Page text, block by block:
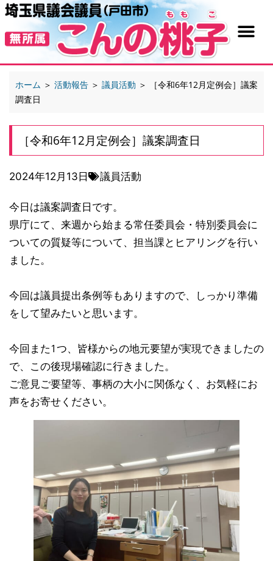
ホーム ＞ 活動報告 ＞ 議員活動 ＞
［令和6年12月定例会］議案
調査日
［令和6年12月定例会］議案調査日
2024年12月13日 議員活動
今日は議案調査日です。
県庁にて、来週から始まる常任委員会・特別委員会に
ついての質疑等について、担当課とヒアリングを行い
ました。
今回は議員提出条例等もありますので、しっかり準備
をして望みたいと思います。
今回また1つ、皆様からの地元要望が実現できましたの
で、この後現場確認に行きました。
ご意見ご要望等、事柄の大小に関係なく、お気軽にお
声をお寄せください。